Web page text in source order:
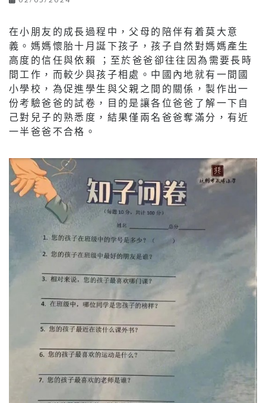
在小朋友的成長過程中，父母的陪伴有着莫大意
義。媽媽懷胎十月誕下孩子，孩子自然對媽媽產生
高度的信任與依賴 ；至於爸爸卻往往因為需要長時
間工作，而較少與孩子相處。中國內地就有一間國
小學校，為促進學生與父親之間的關係，製作出一
份考驗爸爸的試卷，目的是讓各位爸爸了解一下自
己對兒子的熟悉度，結果僅兩名爸爸奪滿分，有近
一半爸爸不合格。